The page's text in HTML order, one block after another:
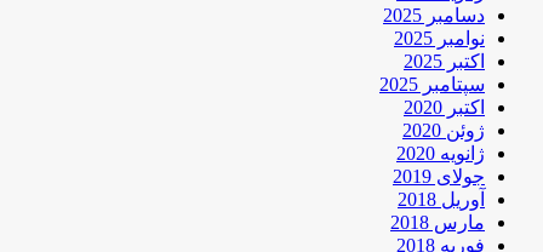
دسامبر 2025
نوامبر 2025
اکتبر 2025
سپتامبر 2025
اکتبر 2020
ژوئن 2020
ژانویه 2020
جولای 2019
آوریل 2018
مارس 2018
فوریه 2018